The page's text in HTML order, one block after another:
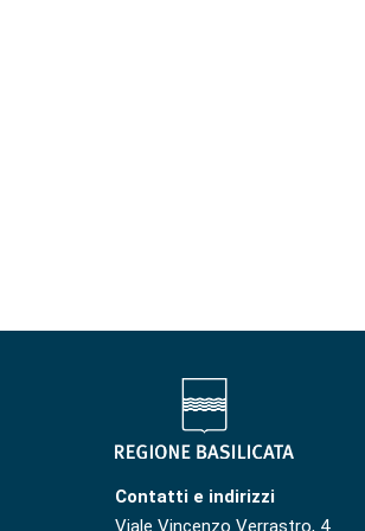
Contatti e indirizzi
Viale Vincenzo Verrastro, 4